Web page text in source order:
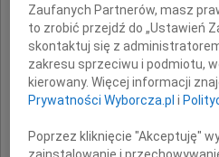
Żegnam Andrzeja Wajdę Wspaniałego
Rastawieccy
"Śmierć tych, którzy tworzą dzieła
przyjęliśmy wiadomość o śmierci
Zaufanych Partnerów, masz
to zrobić przejdź do „Ustawień
skontaktuj się z
zakresu sprzeciwu i podmiotu,
kierowany. Więcej informacji
Prywatności Wyborcza.pl i
Poprzez kliknięcie "Akceptuję"